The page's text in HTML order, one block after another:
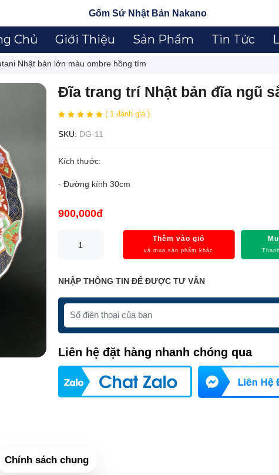
Gốm Sứ Nhật Bản Nakano
Chủ Giới Thiệu Sản Phẩm Tin Tức
Nhật bản lớn màu ombre hồng tím
Đĩa trang trí Nhật bản đĩa ngũ
( 1 đánh giá )
SKU: DG-11
Kích thước:
- Đường kính 30cm
900,000đ
Thêm vào giỏ
và mua sản phẩm khác
NHẬP THÔNG TIN ĐỂ ĐƯỢC TƯ VẤN
Liên hệ đặt hàng nhanh chóng qua
Chính sách chung